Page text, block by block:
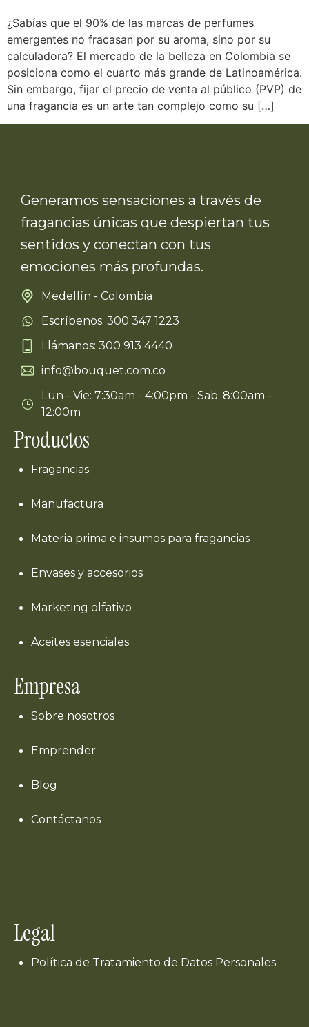
¿Sabías que el 90% de las marcas de perfumes
emergentes no fracasan por su aroma, sino por su
calculadora? El mercado de la belleza en Colombia se
posiciona como el cuarto más grande de Latinoamérica.
Sin embargo, fijar el precio de venta al público (PVP) de
una fragancia es un arte tan complejo como su […]
Generamos sensaciones a través de
fragancias únicas que despiertan tus
sentidos y conectan con tus
emociones más profundas.
Medellín - Colombia
Escríbenos: 300 347 1223
Llámanos: 300 913 4440
info@bouquet.com.co
Lun - Vie: 7:30am - 4:00pm - Sab: 8:00am -
12:00m
Productos
Fragancias
Manufactura
Materia prima e insumos para fragancias
Envases y accesorios
Marketing olfativo
Aceites esenciales
Empresa
Sobre nosotros
Emprender
Blog
Contáctanos
Legal
Política de Tratamiento de Datos Personales